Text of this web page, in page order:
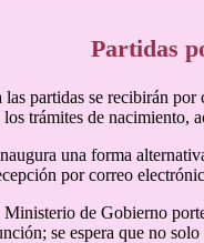
Partidas
partidas se recibirán
trámites de nacimiento,
una forma
por correo
de Gobierno
se espera que no